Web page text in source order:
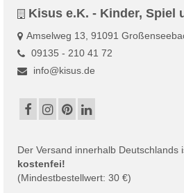
Kisus e.K. - Kinder, Spiel
Amselweg 13, 91091
09135 - 210 41 72
info@kisus.de
Der Versand innerhalb Deutschlands
kostenfei!
(Mindestbestellwert: 30 €)